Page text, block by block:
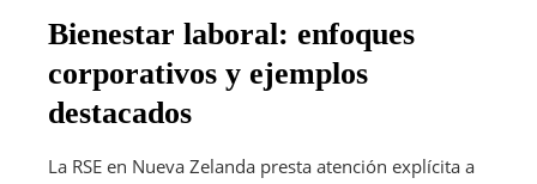
Bienestar laboral: enfoques
corporativos y ejemplos
destacados
La RSE en Nueva Zelanda presta atención explícita a